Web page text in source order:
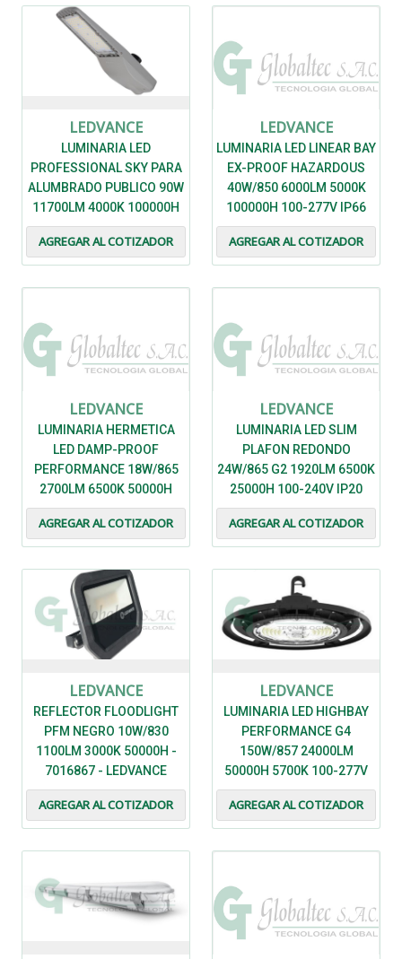
LEDVANCE
LUMINARIA LED
PROFESSIONAL SKY PARA
ALUMBRADO PUBLICO 90W
11700LM 4000K 100000H
IP66 IK08 - 7016916 -
LEDVANCE
AGREGAR AL COTIZADOR
LEDVANCE
LUMINARIA LED LINEAR BAY
EX-PROOF HAZARDOUS
40W/850 6000LM 5000K
100000H 100-277V IP66
IK08 - 7022332 - LEDVANCE
AGREGAR AL COTIZADOR
LEDVANCE
LUMINARIA HERMETICA
LED DAMP-PROOF
PERFORMANCE 18W/865
2700LM 6500K 50000H
100-277V IP65 IK08 -
7020436 - LEDVANCE
AGREGAR AL COTIZADOR
LEDVANCE
LUMINARIA LED SLIM
PLAFON REDONDO
24W/865 G2 1920LM 6500K
25000H 100-240V IP20
IK03 - 7021588 - LEDVANCE
AGREGAR AL COTIZADOR
LEDVANCE
REFLECTOR FLOODLIGHT
PFM NEGRO 10W/830
1100LM 3000K 50000H -
7016867 - LEDVANCE
AGREGAR AL COTIZADOR
LEDVANCE
LUMINARIA LED HIGHBAY
PERFORMANCE G4
150W/857 24000LM
50000H 5700K 100-277V
110 IP65 IK08 - 7021367 -
LEDVANCE
AGREGAR AL COTIZADOR